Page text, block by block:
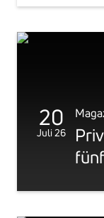
20
Juli 26